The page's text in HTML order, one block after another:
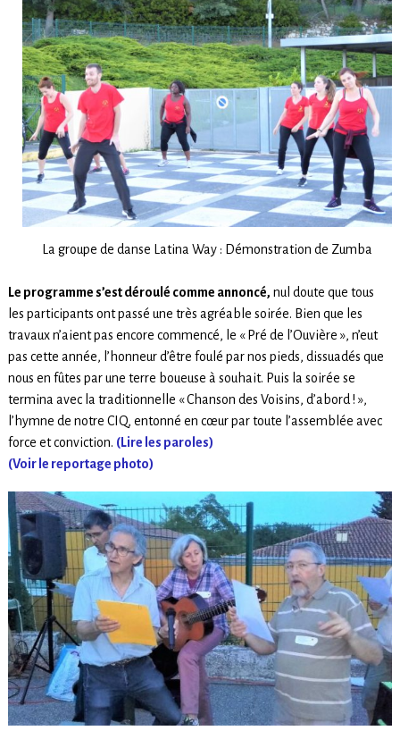
La groupe de danse Latina Way : Démonstration de Zumba
Le programme s’est déroulé comme annoncé, nul doute que tous
les participants ont passé une très agréable soirée. Bien que les
travaux n’aient pas encore commencé, le « Pré de l’Ouvière », n’eut
pas cette année, l’honneur d’être foulé par nos pieds, dissuadés que
nous en fûtes par une terre boueuse à souhait. Puis la soirée se
termina avec la traditionnelle « Chanson des Voisins, d’abord ! »,
l’hymne de notre CIQ, entonné en cœur par toute l’assemblée avec
force et conviction. (Lire les paroles)
(Voir le reportage photo)